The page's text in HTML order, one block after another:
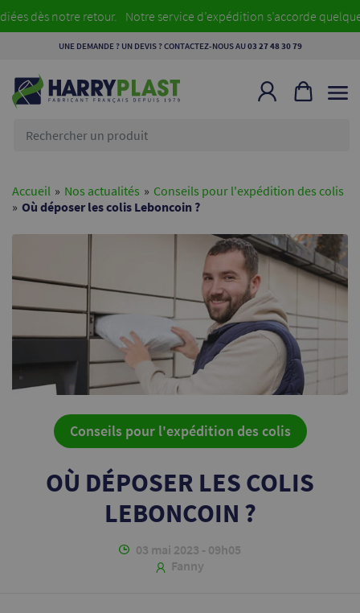
notre retour. Notre service d’expédition s’accorde quelques
UNE DEMANDE ? UN DEVIS ? CONTACTEZ-NOUS AU03 27 48 30 79
Accueil » Nos actualités » Conseils pour l'expédition des colis
» Où déposer les colis Leboncoin ?
Conseils pour l'expédition des colis
OÙ DÉPOSER LES COLIS
LEBONCOIN ?
03 mai 2023 - 09h05
Fanny